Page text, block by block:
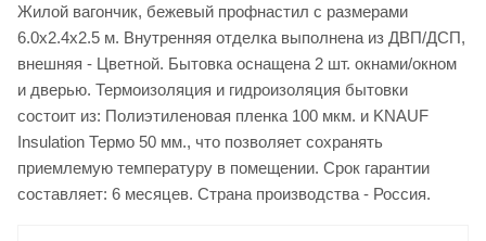
Жилой вагончик, бежевый профнастил с размерами
6.0x2.4x2.5 м. Внутренняя отделка выполнена из ДВП/ДСП,
внешняя - Цветной. Бытовка оснащена 2 шт. окнами/окном
и дверью. Термоизоляция и гидроизоляция бытовки
состоит из: Полиэтиленовая пленка 100 мкм. и KNAUF
Insulation Термо 50 мм., что позволяет сохранять
приемлемую температуру в помещении. Срок гарантии
составляет: 6 месяцев. Страна производства - Россия.